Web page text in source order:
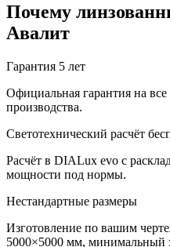
Почему
Авалит
Гарантия 5 лет
Официальная гарантия на
производства.
Светотехнический расчёт
Расчёт в DIALux evo с
мощности под нормы.
Нестандартные размеры
Изготовление по вашим
5000×5000 мм, минимальный